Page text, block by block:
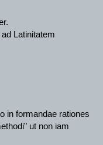
Latinitatem
in formandae rationes
ut non iam